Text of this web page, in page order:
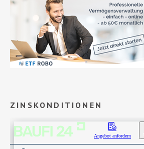
ZINSKONDITIONEN